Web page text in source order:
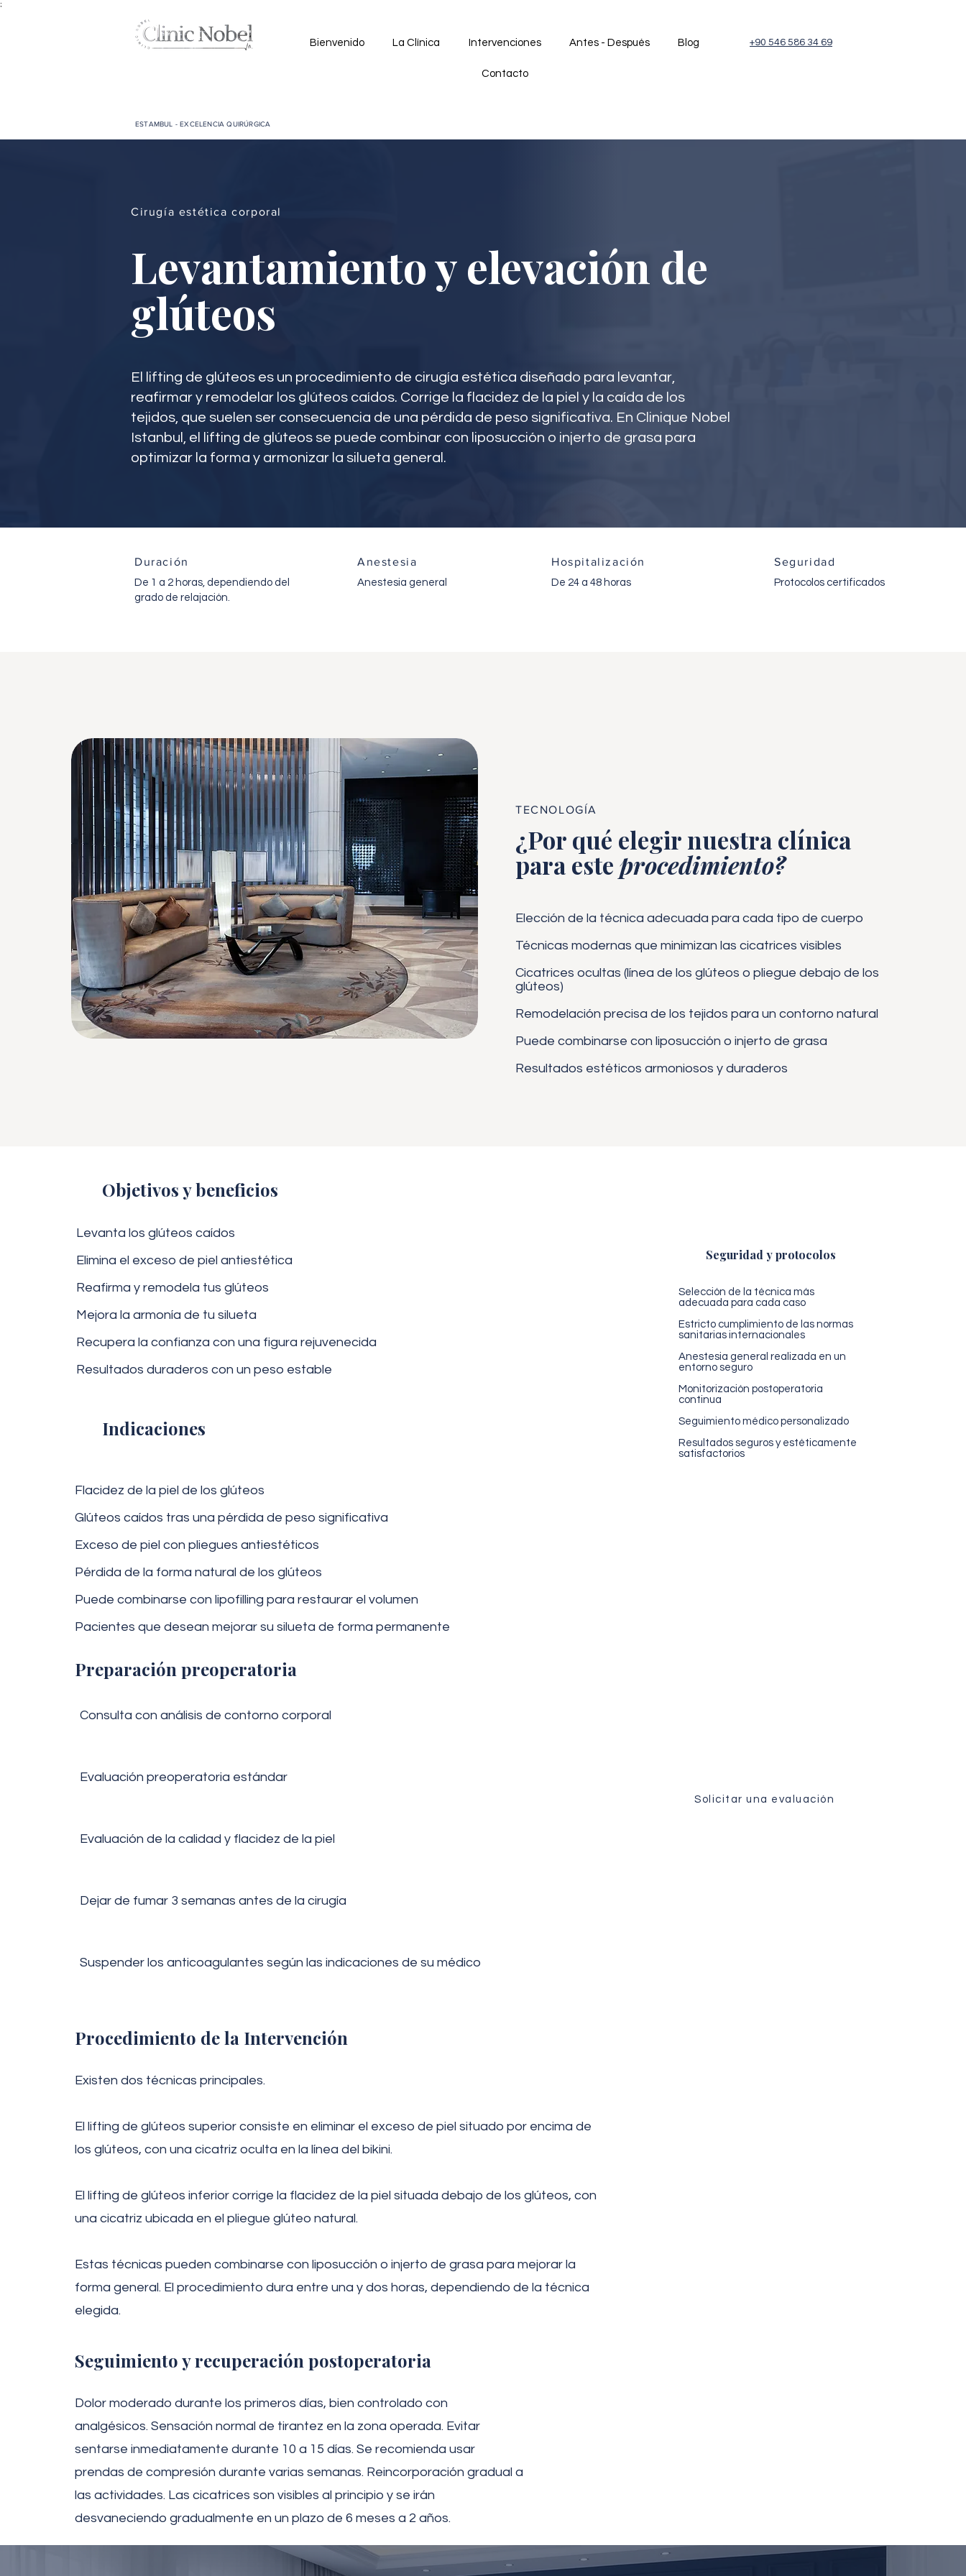
;
Bienvenido La Clínica Intervenciones Antes - Después Blog
Contacto
ESTAMBUL - EXCELENCIA QUIRÚRGICA
+90 546 586 34 69
Cirugía estética corporal
Levantamiento y elevación de
glúteos
El lifting de glúteos es un procedimiento de cirugía estética diseñado para levantar,
reafirmar y remodelar los glúteos caídos. Corrige la flacidez de la piel y la caída de los
tejidos, que suelen ser consecuencia de una pérdida de peso significativa. En Clinique Nobel
Istanbul, el lifting de glúteos se puede combinar con liposucción o injerto de grasa para
optimizar la forma y armonizar la silueta general.
Duración
De 1 a 2 horas, dependiendo del
grado de relajación.
Anestesia
Anestesia general
Hospitalización
De 24 a 48 horas
Seguridad
Protocolos certificados
TECNOLOGÍA
¿Por qué elegir nuestra clínica
para este procedimiento?
Elección de la técnica adecuada para cada tipo de cuerpo
Técnicas modernas que minimizan las cicatrices visibles
Cicatrices ocultas (línea de los glúteos o pliegue debajo de los
glúteos)
Remodelación precisa de los tejidos para un contorno natural
Puede combinarse con liposucción o injerto de grasa
Resultados estéticos armoniosos y duraderos
Objetivos y beneficios
Levanta los glúteos caídos
Elimina el exceso de piel antiestética
Reafirma y remodela tus glúteos
Mejora la armonía de tu silueta
Recupera la confianza con una figura rejuvenecida
Resultados duraderos con un peso estable
Indicaciones
Seguridad y protocolos
Selección de la técnica más
adecuada para cada caso
Estricto cumplimiento de las normas
sanitarias internacionales
Anestesia general realizada en un
entorno seguro
Monitorización postoperatoria
continua
Seguimiento médico personalizado
Resultados seguros y estéticamente
satisfactorios
Flacidez de la piel de los glúteos
Glúteos caídos tras una pérdida de peso significativa
Exceso de piel con pliegues antiestéticos
Pérdida de la forma natural de los glúteos
Puede combinarse con lipofilling para restaurar el volumen
Pacientes que desean mejorar su silueta de forma permanente
Preparación preoperatoria
Consulta con análisis de contorno corporal
Evaluación preoperatoria estándar
Evaluación de la calidad y flacidez de la piel
Dejar de fumar 3 semanas antes de la cirugía
Suspender los anticoagulantes según las indicaciones de su médico
Solicitar una evaluación
Procedimiento de la Intervención
Existen dos técnicas principales.
El lifting de glúteos superior consiste en eliminar el exceso de piel situado por encima de
los glúteos, con una cicatriz oculta en la línea del bikini.
El lifting de glúteos inferior corrige la flacidez de la piel situada debajo de los glúteos, con
una cicatriz ubicada en el pliegue glúteo natural.
Estas técnicas pueden combinarse con liposucción o injerto de grasa para mejorar la
forma general. El procedimiento dura entre una y dos horas, dependiendo de la técnica
elegida.
Seguimiento y recuperación postoperatoria
Dolor moderado durante los primeros días, bien controlado con
analgésicos. Sensación normal de tirantez en la zona operada. Evitar
sentarse inmediatamente durante 10 a 15 días. Se recomienda usar
prendas de compresión durante varias semanas. Reincorporación gradual a
las actividades. Las cicatrices son visibles al principio y se irán
desvaneciendo gradualmente en un plazo de 6 meses a 2 años.